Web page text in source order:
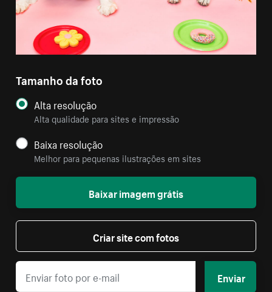
Tamanho da foto
Alta resolução
Alta qualidade para sites e impressão
Baixa resolução
Melhor para pequenas ilustrações em sites
Baixar imagem grátis
Criar site com fotos
Enviar